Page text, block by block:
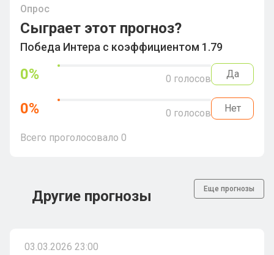
Опрос
Сыграет этот прогноз?
Победа Интера с коэффициентом 1.79
0% 0 голосов Да
0% 0 голосов Нет
Всего проголосовало 0
Другие прогнозы Еще прогнозы
03.03.2026 23:00